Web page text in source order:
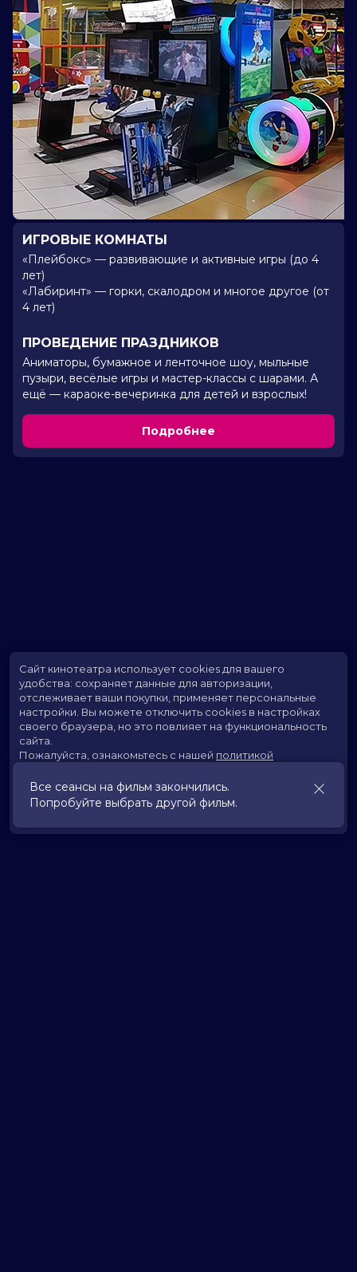
ИГРОВЫЕ КОМНАТЫ
«Плейбокс» — развивающие и активные игры (до 4
лет)
«Лабиринт» — горки, скалодром и многое другое (от
4 лет)
ПРОВЕДЕНИЕ ПРАЗДНИКОВ
Аниматоры, бумажное и ленточное шоу, мыльные
пузыри, весёлые игры и мастер-классы с шарами. А
ещё — караоке-вечеринка для детей и взрослых!
Подробнее
Все сеансы на фильм закончились.
Попробуйте выбрать другой фильм.
Сайт кинотеатра использует cookies для вашего
удобства: сохраняет данные для авторизации,
отслеживает ваши покупки, применяет персональные
настройки. Вы можете отключить cookies в настройках
своего браузера, но это повлияет на функциональность
сайта.
Пожалуйста, ознакомьтесь с нашей политикой
Принять